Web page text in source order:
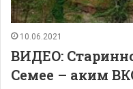
10.06.2021
ВИДЕО:
Семее – аким